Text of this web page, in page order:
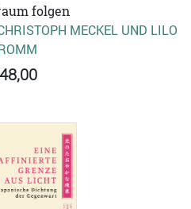
folgen
MECKEL UND LILO